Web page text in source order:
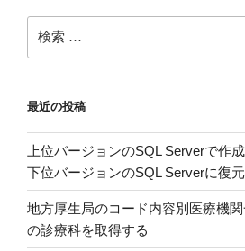
数
の
ク
か
ら
タ
ブ
区
切
索:
最近の投稿
上位バージョンのSQL Serverで作
下位バージョンのSQL Serverに復
地方厚生局のコード内容別医療機
の診療科を取得する